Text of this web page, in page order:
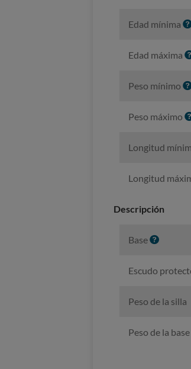
Edad mínima I
o
Edad máxima I
f
o
Peso mínimo I
o
Peso máximo I
f
Longitud
Longitud
Descripción
BaseI
f
Escudo
Peso de la silla
Peso de la base